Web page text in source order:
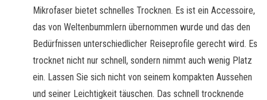
Mikrofaser bietet schnelles Trocknen. Es ist ein Accessoire,
das von Weltenbummlern übernommen wurde und das den
Bedürfnissen unterschiedlicher Reiseprofile gerecht wird. Es
trocknet nicht nur schnell, sondern nimmt auch wenig Platz
ein. Lassen Sie sich nicht von seinem kompakten Aussehen
und seiner Leichtigkeit täuschen. Das schnell trocknende